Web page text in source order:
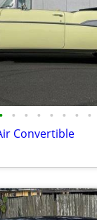
• • • • • • • •
Convertible